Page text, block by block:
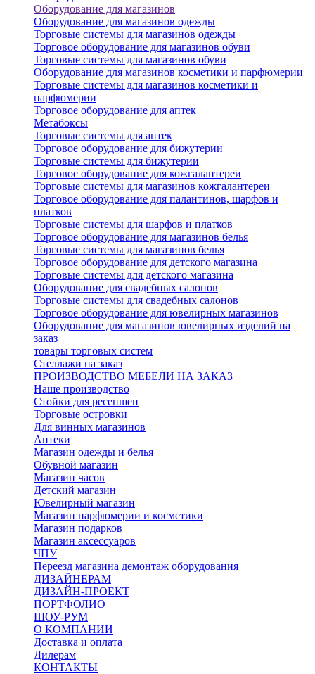
Оборудование для магазинов
Оборудование для магазинов одежды
Торговые системы для магазинов одежды
Торговое оборудование для магазинов обуви
Торговые системы для магазинов обуви
Оборудование для магазинов косметики и парфюмерии
Торговые системы для магазинов косметики и
парфюмерии
Торговое оборудование для аптек
Метабоксы
Торговые системы для аптек
Торговое оборудование для бижутерии
Торговые системы для бижутерии
Торговое оборудование для кожгалантереи
Торговые системы для магазинов кожгалантереи
Торговое оборудование для палантинов, шарфов и
платков
Торговые системы для шарфов и платков
Торговое оборудование для магазинов белья
Торговые системы для магазинов белья
Торговое оборудование для детского магазина
Торговые системы для детского магазина
Оборудование для свадебных салонов
Торговые системы для свадебных салонов
Торговое оборудование для ювелирных магазинов
Оборудование для магазинов ювелирных изделий на
заказ
товары торговых систем
Стеллажи на заказ
ПРОИЗВОДСТВО МЕБЕЛИ НА ЗАКАЗ
Наше производство
Стойки для ресепшен
Торговые островки
Для винных магазинов
Аптеки
Магазин одежды и белья
Обувной магазин
Магазин часов
Детский магазин
Ювелирный магазин
Магазин парфюмерии и косметики
Магазин подарков
Магазин аксессуаров
ЧПУ
Переезд магазина демонтаж оборудования
ДИЗАЙНЕРАМ
ДИЗАЙН-ПРОЕКТ
ПОРТФОЛИО
ШОУ-РУМ
О КОМПАНИИ
Доставка и оплата
Дилерам
КОНТАКТЫ